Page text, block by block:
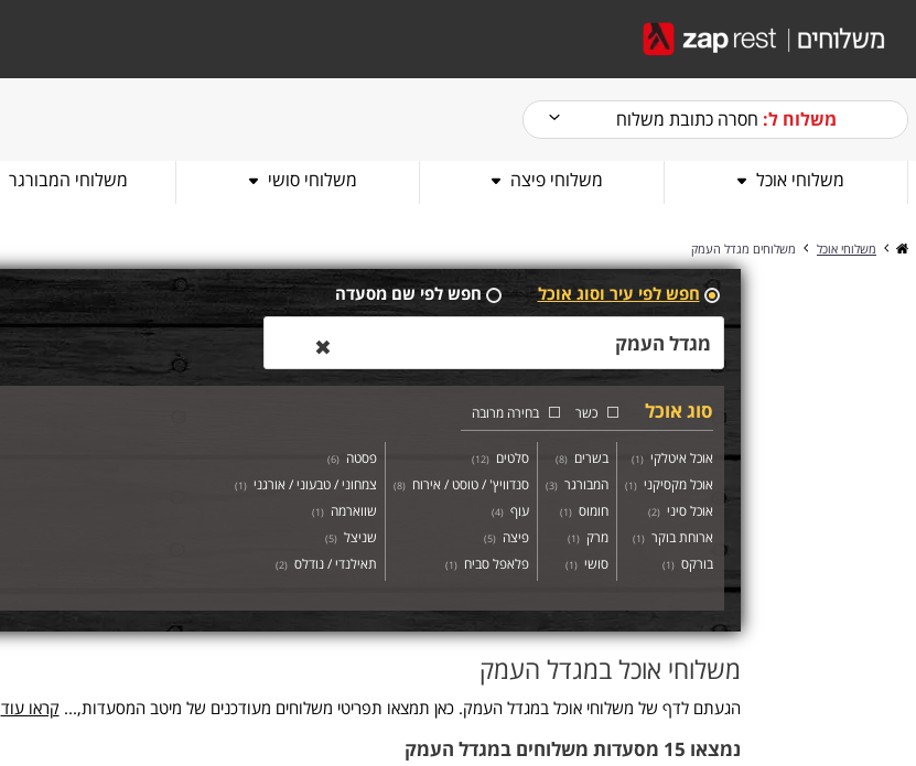
משלוח ל: חסרה כתובת משלוח
משלוחי אוכל משלוחי פיצה משלוחי סושי משלוחי המבורגר
משלוחי אוכל משלוחים מגדל העמק
חפש לפי עיר וסוג אוכל חפש לפי שם מסעדה
✖
סוג אוכל כשר בחירה מרובה
אוכל איטלקי (
1
)
אוכל מקסיקני (
1
)
אוכל סיני (
2
)
ארוחת בוקר (
1
)
בורקס (
1
)
בשרים (
8
)
המבורגר (
3
)
חומוס (
1
)
מרק (
1
)
סושי (
1
)
סלטים (
12
)
סנדוויץ' / טוסט / אירוח (
8
)
עוף (
4
)
פיצה (
5
)
פלאפל סביח (
1
)
פסטה (
6
)
צמחוני / טבעוני / אורגני (
1
)
שווארמה (
1
)
שניצל (
5
)
תאילנדי / נודלס (
2
)
משלוחי אוכל במגדל העמק
הגעתם לדף של משלוחי אוכל במגדל העמק. כאן תמצאו תפריטי משלוחים מעודכנים של מיטב המסעדות,... קראו עוד
נמצאו 15 מסעדות משלוחים במגדל העמק